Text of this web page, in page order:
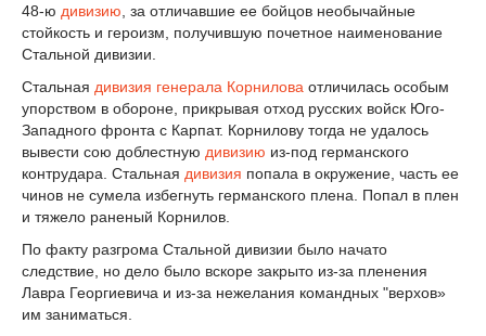
48-ю дивизию , за отличавшие ее бойцов необычайные
стойкость и героизм, получившую почетное наименование
Стальной дивизии.
Стальная дивизия генерала Корнилова отличилась особым
упорством в обороне, прикрывая отход русских войск Юго-
Западного фронта с Карпат. Корнилову тогда не удалось
вывести сою доблестную дивизию из-под германского
контрудара. Стальная дивизия попала в окружение, часть ее
чинов не сумела избегнуть германского плена. Попал в плен
и тяжело раненый Корнилов.
По факту разгрома Стальной дивизии было начато
следствие, но дело было вскоре закрыто из-за пленения
Лавра Георгиевича и из-за нежелания командных "верхов»
им заниматься.